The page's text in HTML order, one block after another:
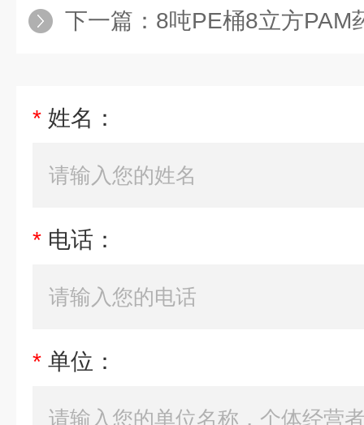
下一篇： 8吨PE桶8立方PAM药剂制备
* 姓名：
* 电话：
* 单位：